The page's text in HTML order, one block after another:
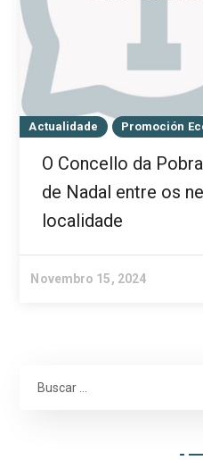
Actualidade Promoción
O Concello da
de Nadal entre os
localidade
Novembro 15, 2024